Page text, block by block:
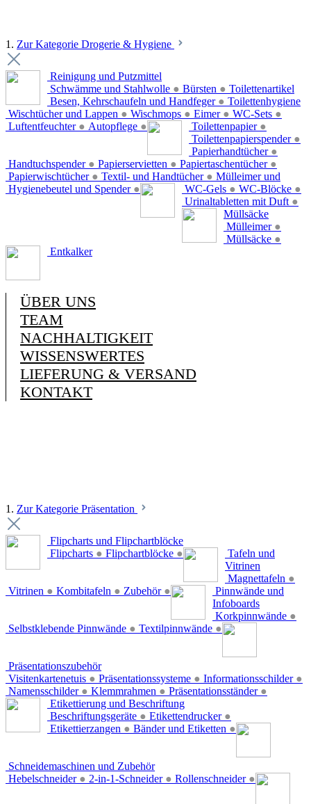
1. Zur Kategorie Drogerie & Hygiene
Reinigung und Putzmittel
Schwämme und Stahlwolle ● Bürsten ●
Besen, Kehrschaufeln und Handfeger ●
Wischtücher und Lappen ● Wischmops ● Eimer ● WC-Sets ●
Luftentfeuchter ● Autopflege ●
Toilettenartikel
Toilettenpapier ●
Toilettenpapierspender ●
Papierhandtücher ●
Handtuchspender ● Papierservietten ● Papiertaschentücher ●
Papierwischtücher ● Textil- und Handtücher ●
Hygienebeutel und Spender ●
Toilettenhygiene
WC-Gels ● WC-Blöcke ●
Urinaltabletten mit Duft ●
Mülleimer und
Müllsäcke
Mülleimer ●
Müllsäcke ●
Entkalker
ÜBER UNS
TEAM
NACHHALTIGKEIT
WISSENSWERTES
LIEFERUNG & VERSAND
KONTAKT
1. Zur Kategorie Präsentation
Flipcharts und Flipchartblöcke
Flipcharts ● Flipchartblöcke ●
Tafeln und
Vitrinen
Magnettafeln ●
Vitrinen ● Kombitafeln ● Zubehör ●
Pinnwände und
Infoboards
Korkpinnwände ●
Selbstklebende Pinnwände ● Textilpinnwände ●
Präsentationszubehör
Visitenkartenetuis ● Präsentationssysteme ● Informationsschilder ●
Namensschilder ● Klemmrahmen ● Präsentationsständer ●
Etikettierung und Beschriftung
Beschriftungsgeräte ● Etikettendrucker ●
Etikettierzangen ● Bänder und Etiketten ●
Schneidemaschinen und Zubehör
Hebelschneider ● 2-in-1-Schneider ● Rollenschneider ●